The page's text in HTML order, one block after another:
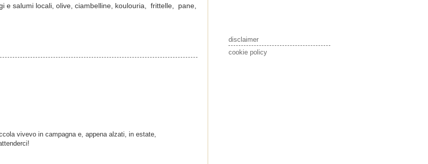
e salumi locali, olive, ciambelline, koulouria, frittelle, pane,
vivevo in campagna e, appena alzati, in estate,
disclaimer
cookie policy